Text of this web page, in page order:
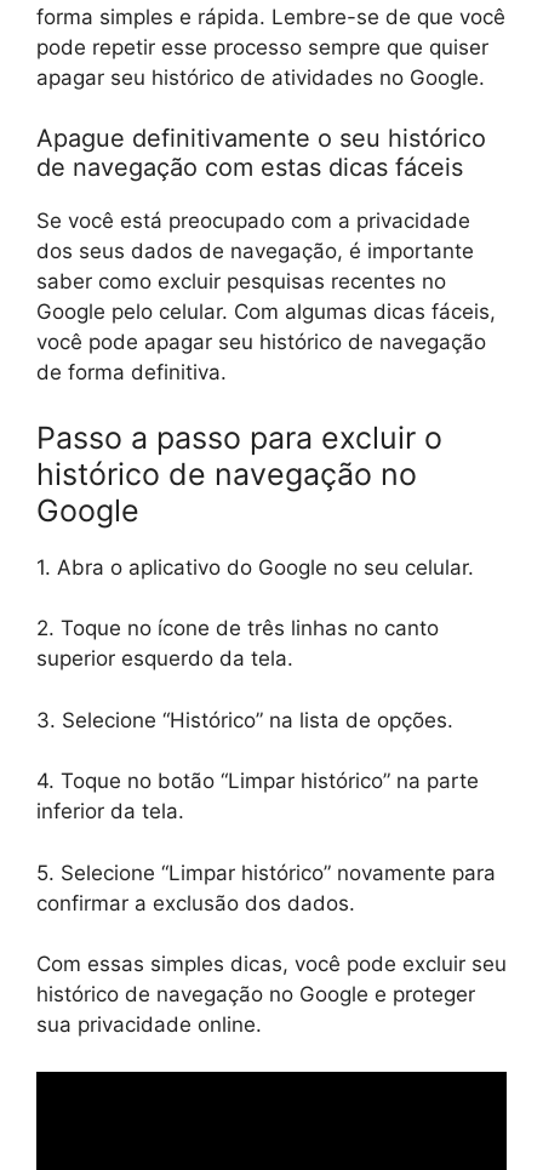
forma simples e rápida. Lembre-se de que você
pode repetir esse processo sempre que quiser
apagar seu histórico de atividades no Google.
Apague definitivamente o seu histórico
de navegação com estas dicas fáceis
Se você está preocupado com a privacidade
dos seus dados de navegação, é importante
saber como excluir pesquisas recentes no
Google pelo celular. Com algumas dicas fáceis,
você pode apagar seu histórico de navegação
de forma definitiva.
Passo a passo para excluir o
histórico de navegação no
Google
1. Abra o aplicativo do Google no seu celular.
2. Toque no ícone de três linhas no canto
superior esquerdo da tela.
3. Selecione “Histórico” na lista de opções.
4. Toque no botão “Limpar histórico” na parte
inferior da tela.
5. Selecione “Limpar histórico” novamente para
confirmar a exclusão dos dados.
Com essas simples dicas, você pode excluir seu
histórico de navegação no Google e proteger
sua privacidade online.